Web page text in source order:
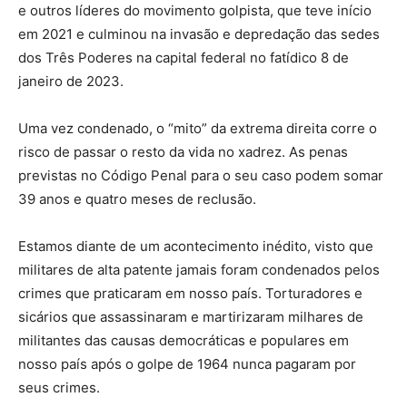
e outros líderes do movimento golpista, que teve início
em 2021 e culminou na invasão e depredação das sedes
dos Três Poderes na capital federal no fatídico 8 de
janeiro de 2023.
Uma vez condenado, o “mito” da extrema direita corre o
risco de passar o resto da vida no xadrez. As penas
previstas no Código Penal para o seu caso podem somar
39 anos e quatro meses de reclusão.
Estamos diante de um acontecimento inédito, visto que
militares de alta patente jamais foram condenados pelos
crimes que praticaram em nosso país. Torturadores e
sicários que assassinaram e martirizaram milhares de
militantes das causas democráticas e populares em
nosso país após o golpe de 1964 nunca pagaram por
seus crimes.